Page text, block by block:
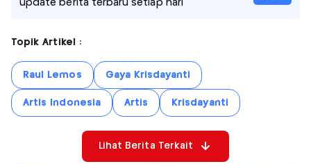
update berita terbaru setiap hari
Topik Artikel :
Raul Lemos Gaya Krisdayanti
Artis Indonesia Artis Krisdayanti
Lihat Berita Terkait